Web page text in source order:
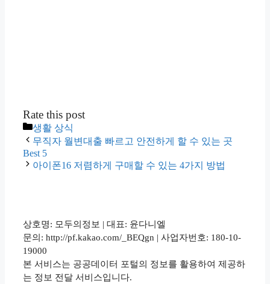
Rate this post
카
테
고
리
생활 상식
무직자 월변대출 빠르고 안전하게 할 수 있는 곳
Best 5
아이폰16 저렴하게 구매할 수 있는 4가지 방법
상호명: 모두의정보 | 대표: 윤다니엘
문의: http://pf.kakao.com/_BEQgn | 사업자번호: 180-10-
19000
본 서비스는 공공데이터 포털의 정보를 활용하여 제공하
는 정보 전달 서비스입니다.